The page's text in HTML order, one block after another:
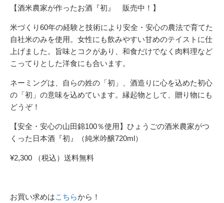
【酒米農家が作ったお酒『初』 販売中！】
米づくり60年の経験と技術により安全・安心の農法で育てた
自社米のみを使用。女性にも飲みやすい甘めのテイストに仕
上げました。旨味とコクがあり、和食だけでなく肉料理など
こってりとした洋食にも合います。
ネーミングは、自らの姓の「初」、酒造りに心を込めた初心
の「初」の意味を込めています。縁起物として、贈り物にも
どうぞ！
【安全・安心の山田錦100％使用】ひょうごの酒米農家がつ
くった日本酒『初』（純米吟醸720ml）
¥2,300 （税込）送料無料
お買い求めはこちらから！